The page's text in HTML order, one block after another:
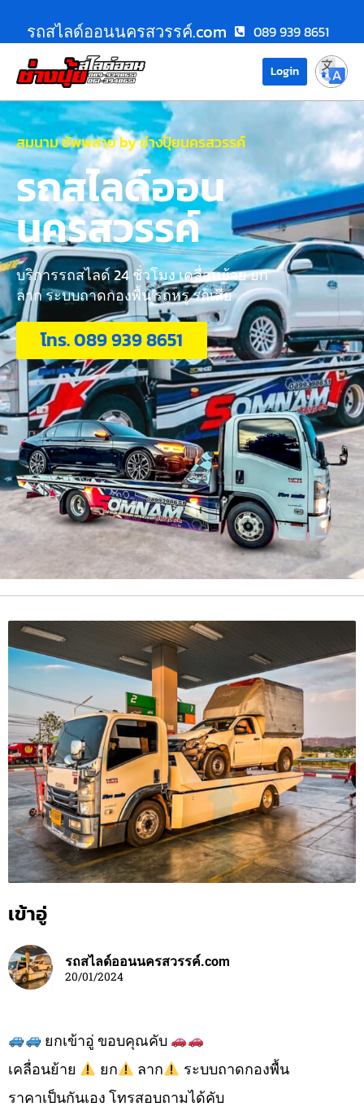
รถสไลด์ออนนครสวรรค์.com 089 939 8651
Login
สมนาม ซัพพลาย by ช่างปุ้ยนครสวรรค์
รถสไลด์ออน
นครสวรรค์
บริการรถสไลด์ 24 ชั่วโมง เคลื่อนย้าย ยก
ลาก ระบบถาดกองพื้น รถหรู รถเสีย
โทร. 089 939 8651
เข้าอู่
รถสไลด์ออนนครสวรรค์.com
20/01/2024
ยกเข้าอู่ ขอบคุณคับ
เคลื่อนย้าย
ยก ลาก
ระบบถาดกองพื้น
ราคาเป็นกันเอง โทรสอบถามได้คับ